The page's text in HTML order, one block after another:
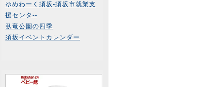
ゆめわーく須坂-須坂市就業支
援センタ--
臥竜公園の四季
須坂イベントカレンダー